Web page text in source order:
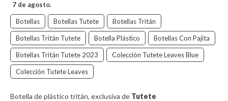
7 de agosto.
Botellas Botellas Tutete Botellas Tritán
Botellas Tritán Tutete Botella Plástico Botellas Con Pajita
Botellas Tritán Tutete 2023 Colección Tutete Leaves Blue
Colección Tutete Leaves
Botella de plástico tritán, exclusiva de Tutete